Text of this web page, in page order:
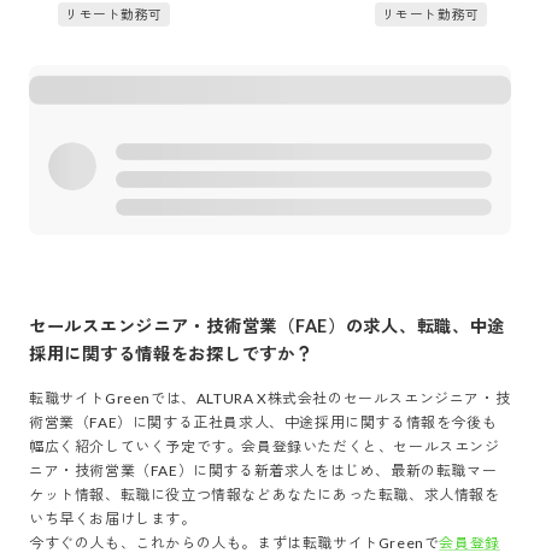
リモート勤務可
リモート勤務可
セールスエンジニア・技術営業（FAE） の求人、転職、中途
採用に関する情報をお探しですか？
転職サイトGreenでは、 ALTURA X株式会社 の セールスエンジニア・技
術営業（FAE）
に関する正社員求人、中途採用に関する情報を今後も
幅広く紹介していく予定です。会員登録いただくと、 セールスエンジ
ニア・技術営業（FAE）
に関する新着求人をはじめ、最新の転職マー
ケット情報、転職に役立つ情報などあなたにあった転職、求人情報を
いち早くお届けします。
今すぐの人も、これからの人も。まずは転職サイトGreenで会員登録